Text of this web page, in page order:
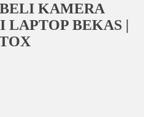
BELI KAMERA
LAPTOP BEKAS |